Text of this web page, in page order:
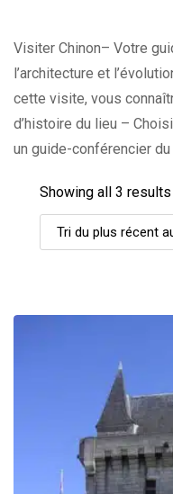
Visiter Chinon– Votre
l’architecture et
cette visite, vous
d’histoire du lieu –
un guide-conférencier
Showing all 3 results